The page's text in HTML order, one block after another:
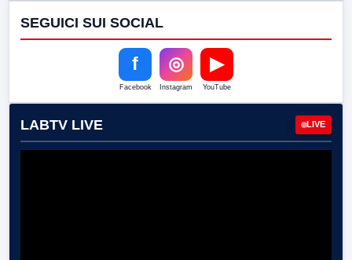
SEGUICI SUI SOCIAL
f
Facebook
◎
Instagram
▶
YouTube
LABTV LIVE LIVE